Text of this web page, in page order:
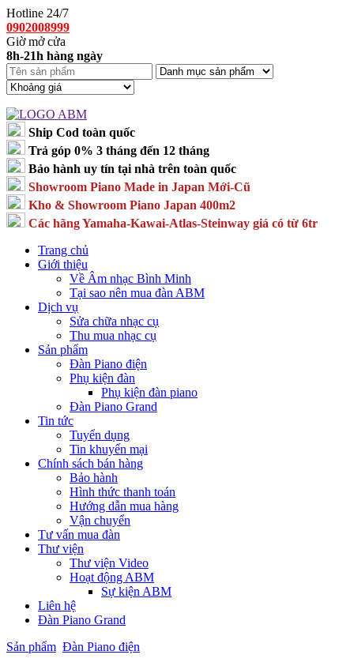
Hotline 24/7
0902008999
Giờ mở cửa
8h-21h hàng ngày
Ship Cod toàn quốc
Trả góp 0% 3 tháng đến 12 tháng
Bảo hành uy tín tại nhà trên toàn quốc
Showroom Piano Made in Japan Mới-Cũ
Kho & Showroom Piano Japan 400m2
Các hãng Yamaha-Kawai-Atlas-Steinway giá có từ 6tr
Trang chủ
Giới thiệu
Về Âm nhạc Bình Minh
Tại sao nên mua đàn ABM
Dịch vụ
Sửa chữa nhạc cụ
Thu mua nhạc cụ
Sản phẩm
Đàn Piano điện
Phụ kiện đàn
Phụ kiện đàn piano
Đàn Piano Grand
Tin tức
Tuyển dụng
Tin khuyến mại
Chính sách bán hàng
Bảo hành
Hình thức thanh toán
Hướng dẫn mua hàng
Vận chuyển
Tư vấn mua đàn
Thư viện
Thư viện Video
Hoạt động ABM
Sự kiện ABM
Liên hệ
Đàn Piano Grand
Sản phẩm Đàn Piano điện